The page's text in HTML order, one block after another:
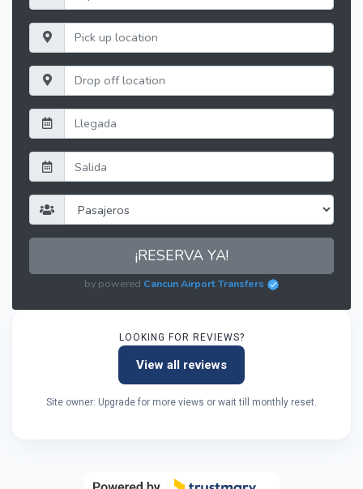
¡RESERVA YA!
by powered Cancun Airport Transfers
LOOKING FOR REVIEWS?
View all reviews
Site owner: Upgrade for more views or wait till monthly reset.